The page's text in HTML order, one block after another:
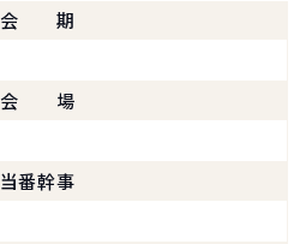
会期
会場
当番幹事